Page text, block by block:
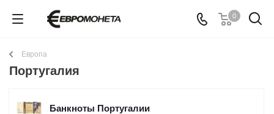
0
Европа
Португалия
Банкноты Португалии